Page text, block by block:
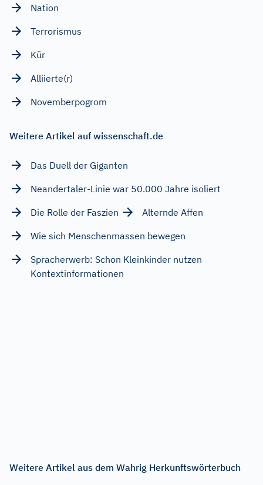
Nation
Terrorismus
Kür
Alliierte(r)
Novemberpogrom
Weitere Artikel auf wissenschaft.de
Das Duell der Giganten
Neandertaler-Linie war 50.000 Jahre isoliert
Die Rolle der Faszien
Alternde Affen
Wie sich Menschenmassen bewegen
Spracherwerb: Schon Kleinkinder nutzen
Kontextinformationen
Weitere Artikel aus dem Wahrig Herkunftswörterbuch